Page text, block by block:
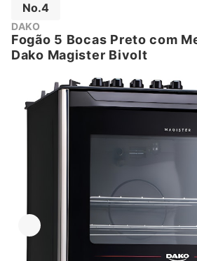
No.4
DAKO
Fogão 5 Bocas Preto com
Dako Magister Bivolt